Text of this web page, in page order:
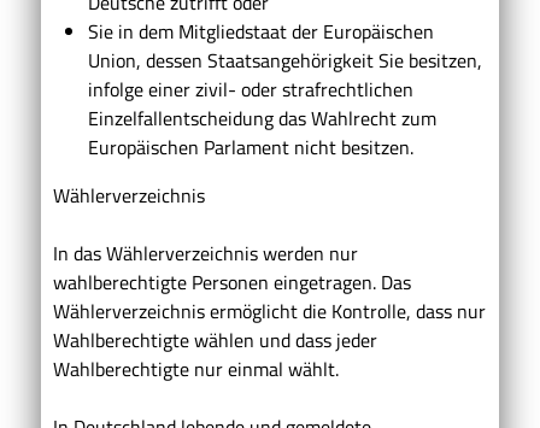
Sie in dem Mitgliedstaat der Europäischen
Union, dessen Staatsangehörigkeit Sie besitzen,
infolge einer zivil- oder strafrechtlichen
Einzelfallentscheidung das Wahlrecht zum
Europäischen Parlament nicht besitzen.
Wählerverzeichnis
In das Wählerverzeichnis werden nur
wahlberechtigte Personen eingetragen. Das
Wählerverzeichnis ermöglicht die Kontrolle, dass nur
Wahlberechtigte wählen und dass jeder
Wahlberechtigte nur einmal wählt.